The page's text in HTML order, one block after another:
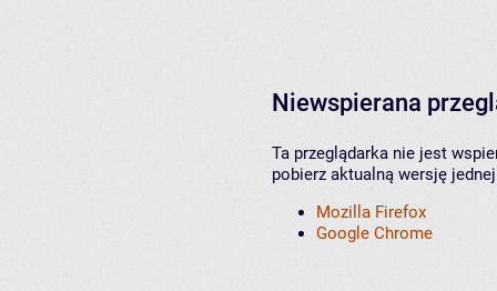
Niewspierana
Ta przeglądarka nie jest
pobierz aktualną wersję
Mozilla Firefox
Google Chrome